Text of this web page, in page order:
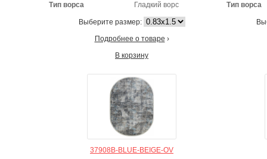
Тип ворса
Гладкий ворс
Выберите размер:
Подробнее о товаре ›
В корзину
Тип ворса
37908B-BLUE-BEIGE-OV